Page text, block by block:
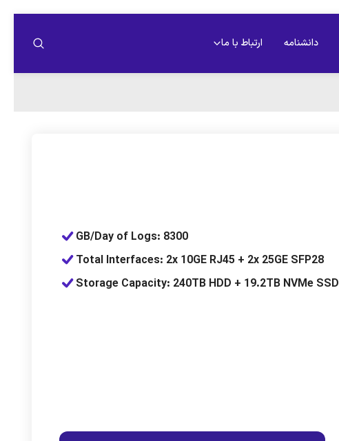
دانشنامه ارتباط با ما
GB/Day of Logs: 8300
Total Interfaces: 2x 10GE RJ45 + 2x 25GE SFP28
Storage Capacity: 240TB HDD + 19.2TB NVMe SSD